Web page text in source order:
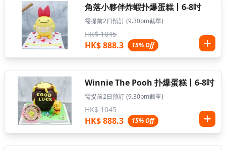
角落小夥伴炸蝦扑爆蛋糕丨6-8吋
需提前2日預訂 (9.30pm截單)
HK$ 1045
HK$ 888.3 15% Off
Winnie The Pooh 扑爆蛋糕丨6-8吋
需提前2日預訂 (9.30pm截單)
HK$ 1045
HK$ 888.3 15% Off